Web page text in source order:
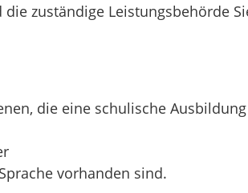
zuständige Leistungsbehörde
die eine schulische
vorhanden sind.